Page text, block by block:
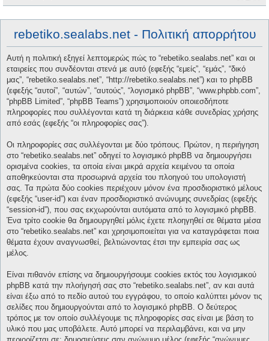
rebetiko.sealabs.net - Πολιτική απορρήτου
Αυτή η πολιτική εξηγεί λεπτομερώς πώς το “rebetiko.sealabs.net” και οι
εταιρείες που συνδέονται στενά με αυτό (εφεξής “εμείς”, “εμάς”, “δικό
μας”, “rebetiko.sealabs.net”, “http://rebetiko.sealabs.net”) και το phpBB
(εφεξής “αυτοί”, “αυτών”, “αυτούς”, “λογισμικό phpBB”, “www.phpbb.com”,
“phpBB Limited”, “phpBB Teams”) χρησιμοποιούν οποιεσδήποτε
πληροφορίες που συλλέγονται κατά τη διάρκεια κάθε συνεδρίας χρήσης
από εσάς (εφεξής “οι πληροφορίες σας”).
Οι πληροφορίες σας συλλέγονται με δύο τρόπους. Πρώτον, η περιήγηση
στο “rebetiko.sealabs.net” οδηγεί το λογισμικό phpBB να δημιουργήσει
ορισμένα cookies, τα οποία είναι μικρά αρχεία κειμένου τα οποία
αποθηκεύονται στα προσωρινά αρχεία του πλοηγού του υπολογιστή
σας. Τα πρώτα δύο cookies περιέχουν μόνον ένα προσδιοριστικό μέλους
(εφεξής “user-id”) και έναν προσδιοριστικό ανώνυμης συνεδρίας (εφεξής
“session-id”), που σας εκχωρούνται αυτόματα από το λογισμικό phpBB.
Ένα τρίτο cookie θα δημιουργηθεί μόλις έχετε πλοηγηθεί σε θέματα μέσα
στο “rebetiko.sealabs.net” και χρησιμοποιείται για να καταγράφεται ποια
θέματα έχουν αναγνωσθεί, βελτιώνοντας έτσι την εμπειρία σας ως
μέλος.
Είναι πιθανόν επίσης να δημιουργήσουμε cookies εκτός του λογισμικού
phpBB κατά την πλοήγησή σας στο “rebetiko.sealabs.net”, αν και αυτά
είναι έξω από το πεδίο αυτού του εγγράφου, το οποίο καλύπτει μόνον τις
σελίδες που δημιουργούνται από το λογισμικό phpBB. Ο δεύτερος
τρόπος με τον οποίο συλλέγουμε τις πληροφορίες σας είναι με βάση το
υλικό που μας υποβάλετε. Αυτό μπορεί να περιλαμβάνει, και να μην